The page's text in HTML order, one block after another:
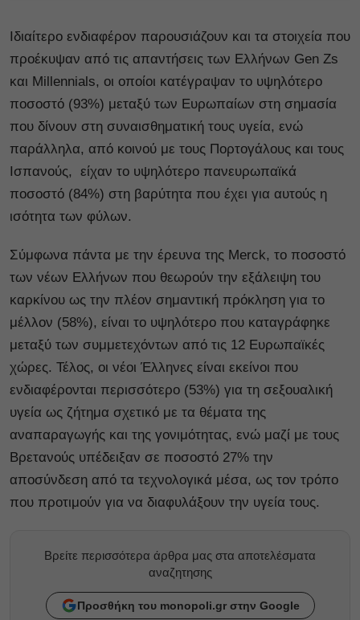
Ιδιαίτερο ενδιαφέρον παρουσιάζουν και τα στοιχεία που
προέκυψαν από τις απαντήσεις των Ελλήνων Gen Zs
και Millennials, οι οποίοι κατέγραψαν το υψηλότερο
ποσοστό (93%) μεταξύ των Ευρωπαίων στη σημασία
που δίνουν στη συναισθηματική τους υγεία, ενώ
παράλληλα, από κοινού με τους Πορτογάλους και τους
Ισπανούς, είχαν το υψηλότερο πανευρωπαϊκά
ποσοστό (84%) στη βαρύτητα που έχει για αυτούς η
ισότητα των φύλων.
Σύμφωνα πάντα με την έρευνα της Merck, το ποσοστό
των νέων Ελλήνων που θεωρούν την εξάλειψη του
καρκίνου ως την πλέον σημαντική πρόκληση για το
μέλλον (58%), είναι το υψηλότερο που καταγράφηκε
μεταξύ των συμμετεχόντων από τις 12 Ευρωπαϊκές
χώρες. Τέλος, οι νέοι Έλληνες είναι εκείνοι που
ενδιαφέρονται περισσότερο (53%) για τη σεξουαλική
υγεία ως ζήτημα σχετικό με τα θέματα της
αναπαραγωγής και της γονιμότητας, ενώ μαζί με τους
Βρετανούς υπέδειξαν σε ποσοστό 27% την
αποσύνδεση από τα τεχνολογικά μέσα, ως τον τρόπο
που προτιμούν για να διαφυλάξουν την υγεία τους.
Βρείτε περισσότερα άρθρα μας στα αποτελέσματα
αναζητησης
Προσθήκη του monopoli.gr στην Google